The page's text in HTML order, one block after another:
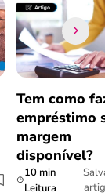
Tem como
empréstimo
margem
disponível?
10 min
Leitura